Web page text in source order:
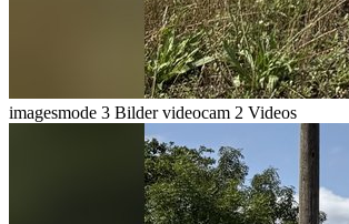
imagesmode 3 Bilder videocam 2 Videos